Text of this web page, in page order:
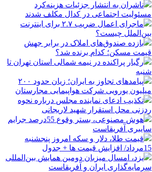
ناشران به انتشار جزئیات هزینه‌کرد
مسئولیت اجتماعی در کدال مکلف شدند
ماجرای اعمال ضریب ۲.۷ برای اینترنت
بین‌الملل چیست؟
بازده صندوق‌های املاک در برابر جهش
قیمت مسکن؛ کدام برنده شد؟
رگبار پراکنده در نیمه شمالی استان تهران تا
شنبه
پیامدهای تجاوز به ایران؛ زیان حدود ۲۰۰
میلیون یورویی شرکت هواپیمایی مجارستان
تکذیب ادعای نماینده مجلس درباره نحوه
ردزنی محل استقرار شهید لاریجانی
هوش مصنوعی، بستر وقوع 55درصد جرایم
سایبری آفریقاست
قیمت طلا، دلار و سکه امروز پنجشنبه
15مرداد/ افزایش قیمت ها + جدول
یزد، امسال میزبان دومین همایش بین‌المللی
سرمایه‌گذاری ایران و آفریقاست